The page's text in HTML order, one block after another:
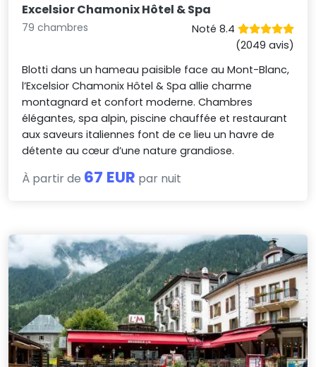
Excelsior Chamonix Hôtel & Spa
79 chambres
Noté 8.4
(2049 avis)
Blotti dans un hameau paisible face au Mont-Blanc,
l’Excelsior Chamonix Hôtel & Spa allie charme
montagnard et confort moderne. Chambres
élégantes, spa alpin, piscine chauffée et restaurant
aux saveurs italiennes font de ce lieu un havre de
détente au cœur d’une nature grandiose.
À partir de 67 EUR par nuit